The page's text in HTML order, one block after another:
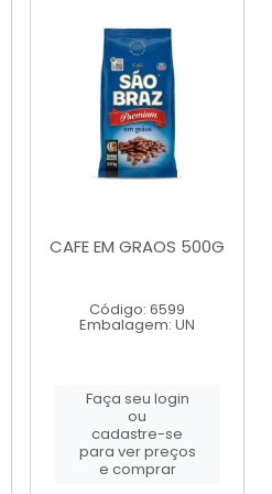
CAFE EM GRAOS 500G
Código: 6599
Embalagem: UN
Faça seu login
ou
cadastre-se
para ver preços
e comprar